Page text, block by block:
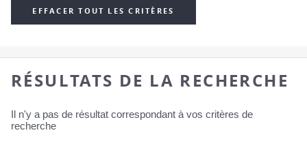
EFFACER TOUT LES CRITÈRES
RÉSULTATS DE LA RECHERCHE
Il n'y a pas de résultat correspondant à vos critères de
recherche